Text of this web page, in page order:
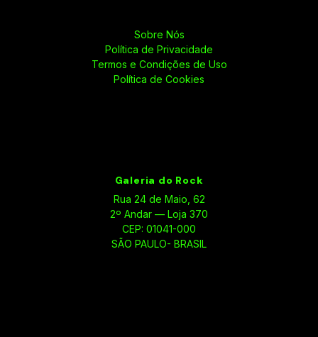
Sobre Nós
Política de Privacidade
Termos e Condições de Uso
Política de Cookies
Galeria do Rock
Rua 24 de Maio, 62
2º Andar — Loja 370
CEP: 01041-000
SÃO PAULO- BRASIL